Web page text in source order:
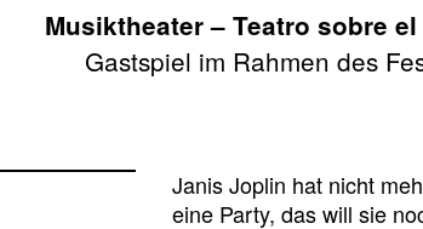
Musiktheater – Teatro sobre
Gastspiel im Rahmen des
Janis Joplin hat nicht
eine Party, das will sie